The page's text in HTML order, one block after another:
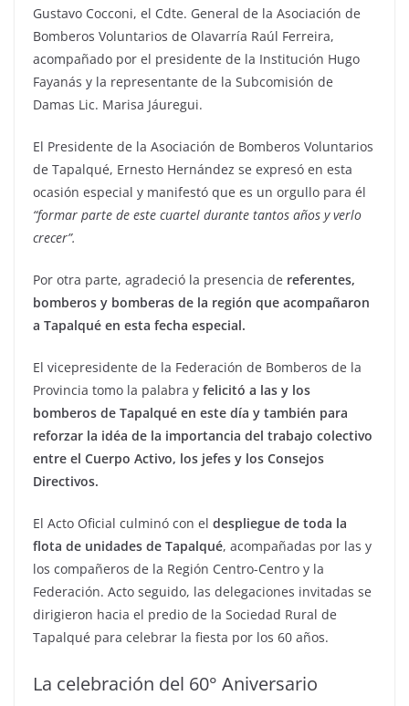
Gustavo Cocconi, el Cdte. General de la Asociación de
Bomberos Voluntarios de Olavarría Raúl Ferreira,
acompañado por el presidente de la Institución Hugo
Fayanás y la representante de la Subcomisión de
Damas Lic. Marisa Jáuregui.
El Presidente de la Asociación de Bomberos Voluntarios
de Tapalqué, Ernesto Hernández se expresó en esta
ocasión especial y manifestó que es un orgullo para él
“formar parte de este cuartel durante tantos años y verlo
crecer”.
Por otra parte, agradeció la presencia de referentes,
bomberos y bomberas de la región que acompañaron
a Tapalqué en esta fecha especial.
El vicepresidente de la Federación de Bomberos de la
Provincia tomo la palabra y felicitó a las y los
bomberos de Tapalqué en este día y también para
reforzar la idéa de la importancia del trabajo colectivo
entre el Cuerpo Activo, los jefes y los Consejos
Directivos.
El Acto Oficial culminó con el despliegue de toda la
flota de unidades de Tapalqué, acompañadas por las y
los compañeros de la Región Centro-Centro y la
Federación. Acto seguido, las delegaciones invitadas se
dirigieron hacia el predio de la Sociedad Rural de
Tapalqué para celebrar la fiesta por los 60 años.
La celebración del 60° Aniversario